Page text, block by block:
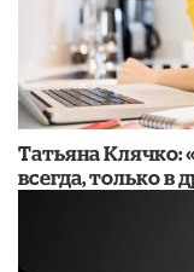
​Татьяна Клячко:
всегда, только в